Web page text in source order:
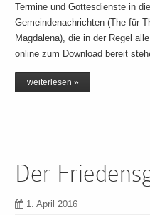
Termine und Gottesdienste in
Gemeindenachrichten (The für
Magdalena), die in der Regel
online zum Download bereit
weiterlesen »
Der
1. April 2016